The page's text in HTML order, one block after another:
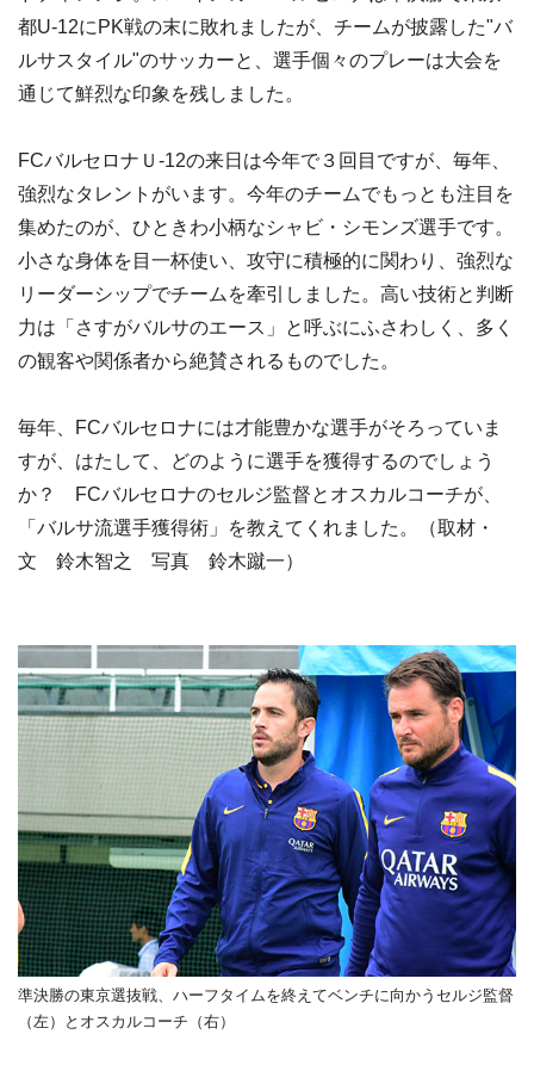
都U-12にPK戦の末に敗れましたが、チームが披露した"バ
ルサスタイル"のサッカーと、選手個々のプレーは大会を
通じて鮮烈な印象を残しました。
FCバルセロナＵ-12の来日は今年で３回目ですが、毎年、
強烈なタレントがいます。今年のチームでもっとも注目を
集めたのが、ひときわ小柄なシャビ・シモンズ選手です。
小さな身体を目一杯使い、攻守に積極的に関わり、強烈な
リーダーシップでチームを牽引しました。高い技術と判断
力は「さすがバルサのエース」と呼ぶにふさわしく、多く
の観客や関係者から絶賛されるものでした。
毎年、FCバルセロナには才能豊かな選手がそろっていま
すが、はたして、どのように選手を獲得するのでしょう
か？ FCバルセロナのセルジ監督とオスカルコーチが、
「バルサ流選手獲得術」を教えてくれました。（取材・
文 鈴木智之 写真 鈴木蹴一）
準決勝の東京選抜戦、ハーフタイムを終えてベンチに向かうセルジ監督
（左）とオスカルコーチ（右）